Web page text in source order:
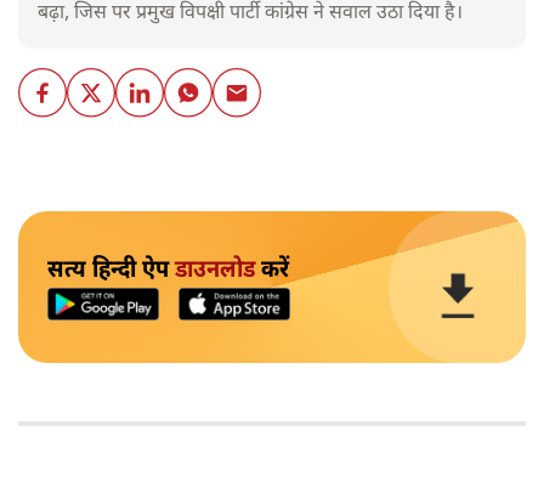
बढ़ा, जिस पर प्रमुख विपक्षी पार्टी कांग्रेस ने सवाल उठा दिया है।
सत्य हिन्दी ऐपडाउनलोडकरें